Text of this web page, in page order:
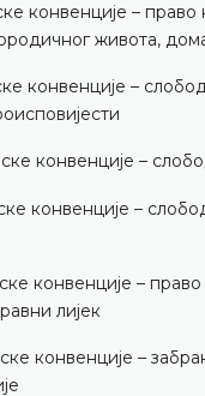
конвенције –
живота,
конвенције –
конвенције –
конвенције –
конвенције – право
лијек
конвенције –